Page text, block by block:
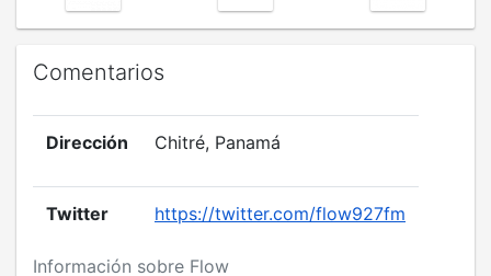
Comentarios
Información sobre Flow
Dirección Chitré, Panamá
Twitter https://twitter.com/flow927fm